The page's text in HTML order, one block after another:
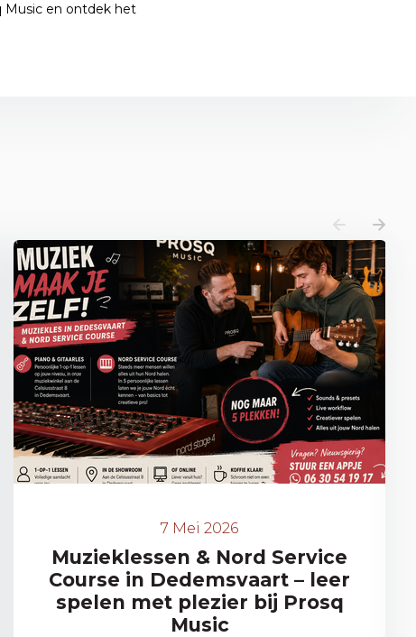
Music en ontdek het
7 Mei 2026
Muzieklessen & Nord Service
Course in Dedemsvaart – leer
spelen met plezier bij Prosq
Music